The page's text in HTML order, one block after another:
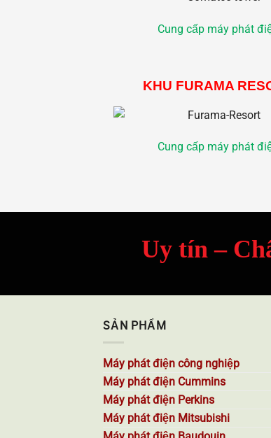
Cung cấp máy phát
KHU FURAMA
Cung cấp máy phát
Uy tín –
SẢN PHẨM
Máy phát điện công nghiệp
Máy phát điện Cummins
Máy phát điện Perkins
Máy phát điện Mitsubishi